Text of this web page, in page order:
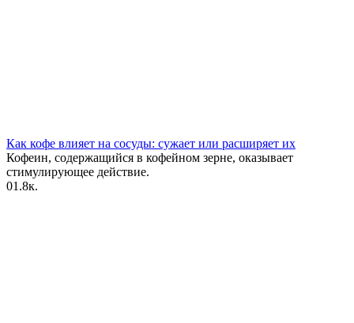
Как кофе влияет на сосуды: сужает или расширяет их
Кофеин, содержащийся в кофейном зерне, оказывает
стимулирующее действие.
01.8к.